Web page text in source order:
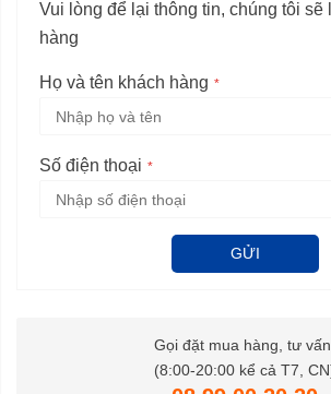
Vui lòng để lại thông tin, chúng tôi sẽ
hàng
Họ và tên khách hàng
Số điện thoại
GỬI
Gọi đặt mua hàng, tư
(8:00-20:00 kể cả T7,